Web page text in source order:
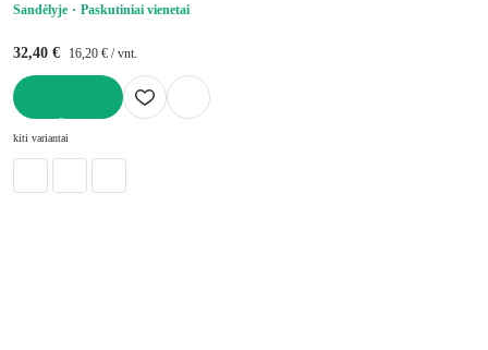
Sandėlyje
Paskutiniai vienetai
32,40 € 16,20 € / vnt.
kiti variantai